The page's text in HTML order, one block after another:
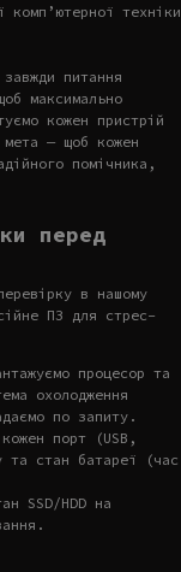
комп’ютерної техніки
питання
максимально
кожен пристрій
— щоб кожен
помічника,
перед
в нашому
ПЗ для стрес-
процесор та
охолодження
по запиту.
порт (USB,
та стан батареї (час
SSD/HDD на